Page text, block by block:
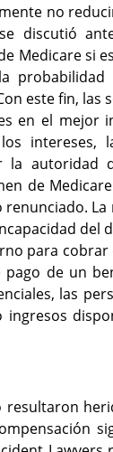
no
discutió
Medicare si
este fin,
en el mejor
los
la
de
para
pago de un
las
ingresos